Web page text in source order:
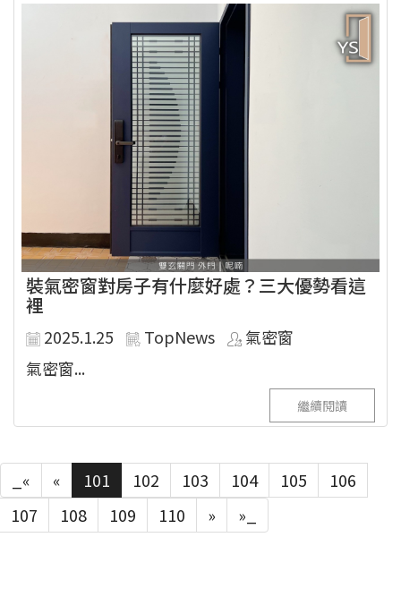
裝氣密窗對房子有什麼好處？三大優勢看這
裡
2025.1.25 TopNews
氣密窗
氣密窗...
繼續閱讀
_« « 101 102 103 104 105
106
107
108 109 110 » »_